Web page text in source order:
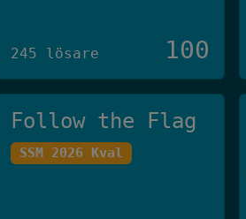
245 lösare 100
Follow the Flag
SSM 2026 Kval